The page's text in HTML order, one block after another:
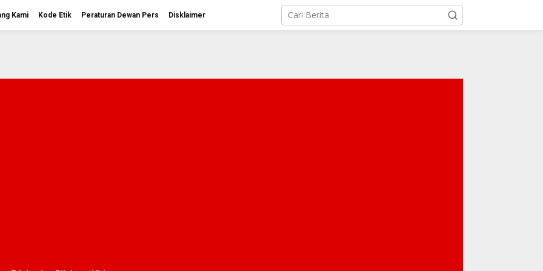
Kami Kode Etik Peraturan Dewan Pers Disklaimer